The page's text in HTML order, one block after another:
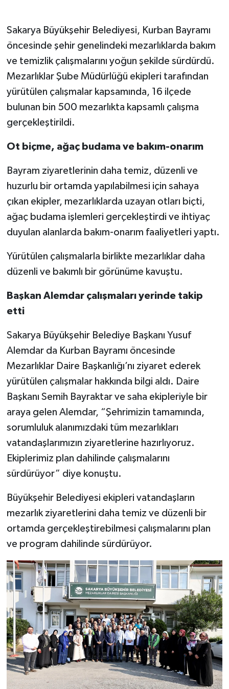
Sakarya Büyükşehir Belediyesi, Kurban Bayramı
öncesinde şehir genelindeki mezarlıklarda bakım
ve temizlik çalışmalarını yoğun şekilde sürdürdü.
Mezarlıklar Şube Müdürlüğü ekipleri tarafından
yürütülen çalışmalar kapsamında, 16 ilçede
bulunan bin 500 mezarlıkta kapsamlı çalışma
gerçekleştirildi.
Ot biçme, ağaç budama ve bakım-onarım
Bayram ziyaretlerinin daha temiz, düzenli ve
huzurlu bir ortamda yapılabilmesi için sahaya
çıkan ekipler, mezarlıklarda uzayan otları biçti,
ağaç budama işlemleri gerçekleştirdi ve ihtiyaç
duyulan alanlarda bakım-onarım faaliyetleri yaptı.
Yürütülen çalışmalarla birlikte mezarlıklar daha
düzenli ve bakımlı bir görünüme kavuştu.
Başkan Alemdar çalışmaları yerinde takip
etti
Sakarya Büyükşehir Belediye Başkanı Yusuf
Alemdar da Kurban Bayramı öncesinde
Mezarlıklar Daire Başkanlığı’nı ziyaret ederek
yürütülen çalışmalar hakkında bilgi aldı. Daire
Başkanı Semih Bayraktar ve saha ekipleriyle bir
araya gelen Alemdar, “Şehrimizin tamamında,
sorumluluk alanımızdaki tüm mezarlıkları
vatandaşlarımızın ziyaretlerine hazırlıyoruz.
Ekiplerimiz plan dahilinde çalışmalarını
sürdürüyor” diye konuştu.
Büyükşehir Belediyesi ekipleri vatandaşların
mezarlık ziyaretlerini daha temiz ve düzenli bir
ortamda gerçekleştirebilmesi çalışmalarını plan
ve program dahilinde sürdürüyor.